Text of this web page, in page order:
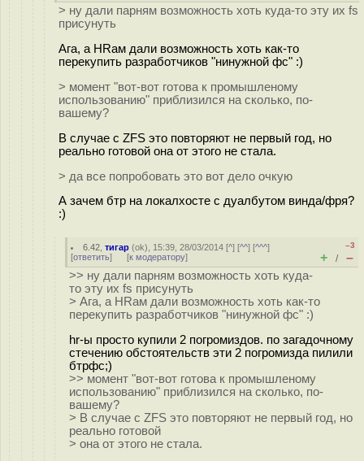
> ну дали парням возможность хоть куда-то эту их fs
присунуть
Ага, а HRам дали возможность хоть как-то
перекупить разработчиков "нинужной фс" :)
> момент "вот-вот готова к промышленому
использованию" приблизился на сколько, по-
вашему?
В случае с ZFS это повторяют не первый год, но
реально готовой она от этого не стала.
> да все попробовать это вот дело очкую
А зачем бтр на локалхосте с дуалбутом винда/фря?
:)
6.42 ,тигар (ok), 15:39, 28/03/2014 [^] [^^] [^^^]
[ответить] [к модератору]
–3
+ / –
>> ну дали парням возможность хоть куда-
то эту их fs присунуть
> Ага, а HRам дали возможность хоть как-то
перекупить разработчиков "нинужной фс" :)
hr-ы просто купили 2 погромиздов. по загадочному
стечению обстоятельств эти 2 погромизда пилили
бтрфс;)
>> момент "вот-вот готова к промышленому
использованию" приблизился на сколько, по-
вашему?
> В случае с ZFS это повторяют не первый год, но
реально готовой
> она от этого не стала.